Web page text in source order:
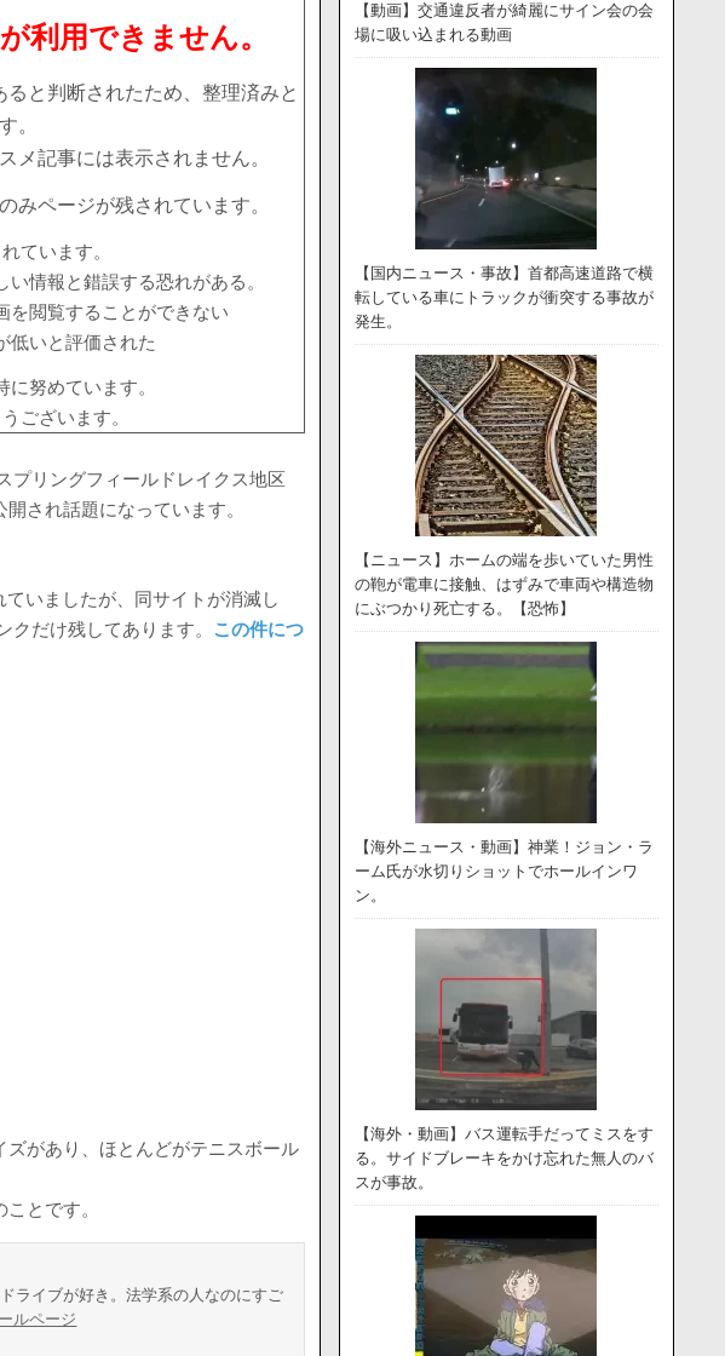
利用できません。
と判断されたため、整理済みと
。
メ記事には表示されません。
みページが残されています。
ています。
情報と錯誤する恐れがある。
閲覧することができない
低いと評価された
努めています。
ございます。
プリングフィールドレイクス地区
され話題になっています。
いましたが、同サイトが消滅し
だけ残してあります。 この件につ
があり、ほとんどがテニスボール
とです。
ライブが好き。法学系の人なのにすご
ルページ
【動画】交通違反者が綺麗にサイン会の会
場に吸い込まれる動画
【国内ニュース・事故】首都高速道路で横
転している車にトラックが衝突する事故が
発生。
【ニュース】ホームの端を歩いていた男性
の鞄が電車に接触、はずみで車両や構造物
にぶつかり死亡する。【恐怖】
【海外ニュース・動画】神業！ジョン・ラ
ーム氏が水切りショットでホールインワ
ン。
【海外・動画】バス運転手だってミスをす
る。サイドブレーキをかけ忘れた無人のバ
スが事故。